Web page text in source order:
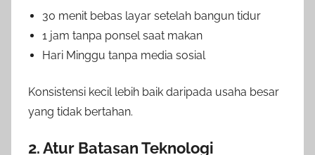
30 menit bebas layar setelah bangun tidur
1 jam tanpa ponsel saat makan
Hari Minggu tanpa media sosial
Konsistensi kecil lebih baik daripada usaha besar
yang tidak bertahan.
2. Atur Batasan Teknologi